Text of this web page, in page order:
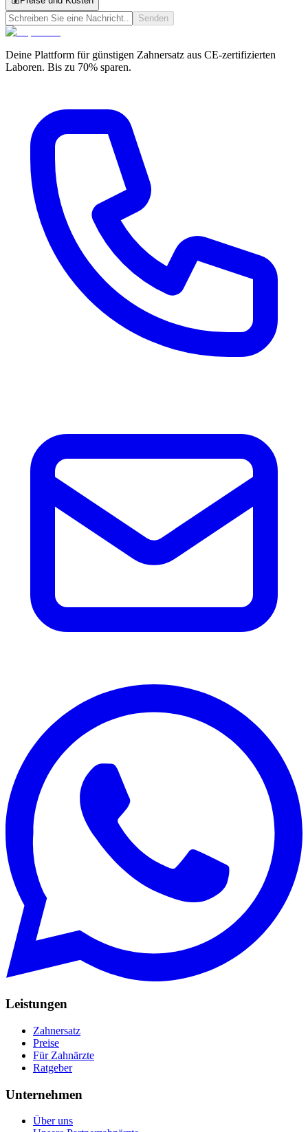
Senden
Deine Plattform für günstigen Zahnersatz aus CE-zertifizierten
Laboren. Bis zu 70% sparen.
Leistungen
Zahnersatz
Preise
Für Zahnärzte
Ratgeber
Unternehmen
Über uns